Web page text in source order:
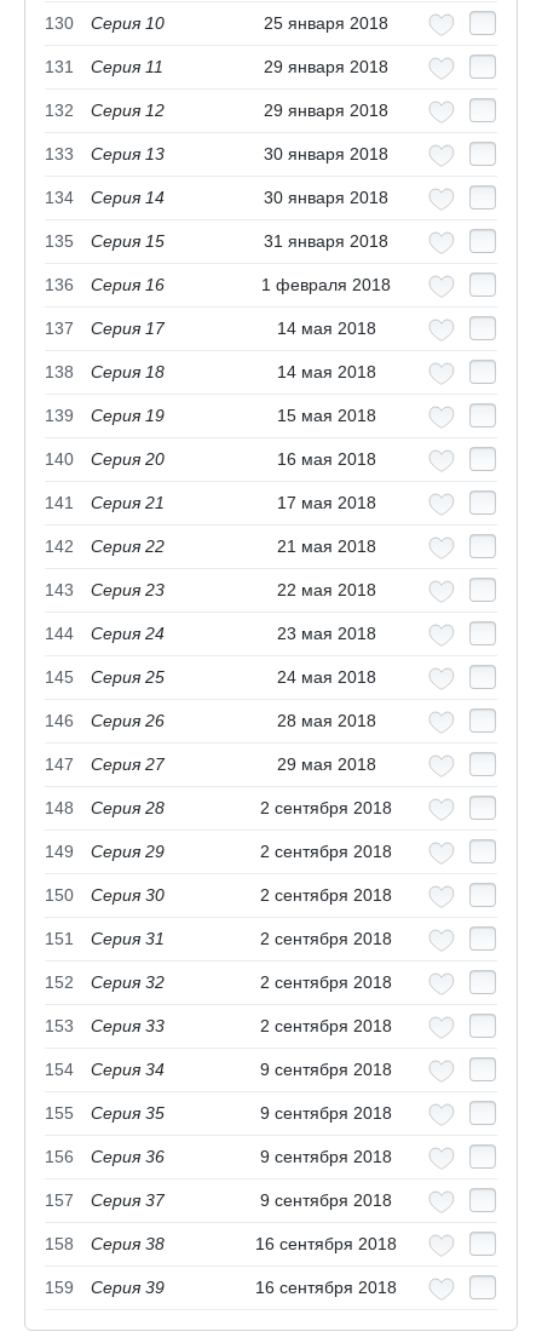
130 Серия 10 25 января 2018
131 Серия 11 29 января 2018
132 Серия 12 29 января 2018
133 Серия 13 30 января 2018
134 Серия 14 30 января 2018
135 Серия 15 31 января 2018
136 Серия 16 1 февраля 2018
137 Серия 17 14 мая 2018
138 Серия 18 14 мая 2018
139 Серия 19 15 мая 2018
140 Серия 20 16 мая 2018
141 Серия 21 17 мая 2018
142 Серия 22 21 мая 2018
143 Серия 23 22 мая 2018
144 Серия 24 23 мая 2018
145 Серия 25 24 мая 2018
146 Серия 26 28 мая 2018
147 Серия 27 29 мая 2018
148 Серия 28 2 сентября 2018
149 Серия 29 2 сентября 2018
150 Серия 30 2 сентября 2018
151 Серия 31 2 сентября 2018
152 Серия 32 2 сентября 2018
153 Серия 33 2 сентября 2018
154 Серия 34 9 сентября 2018
155 Серия 35 9 сентября 2018
156 Серия 36 9 сентября 2018
157 Серия 37 9 сентября 2018
158 Серия 38 16 сентября 2018
159 Серия 39 16 сентября 2018